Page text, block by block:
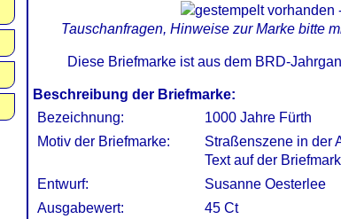
Tauschanfragen, Hinweise zur Marke bitte
Diese Briefmarke ist aus dem BRD-
Beschreibung der Briefmarke:
Bezeichnung:
1000 Jahre Fürth
Motiv der Briefmarke:
Straßenszene in der
Text auf der
Entwurf:
Susanne Oesterlee
Ausgabewert:
45 Ct